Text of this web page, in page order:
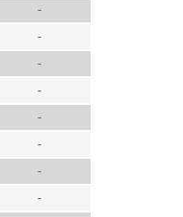
-
-
-
-
-
-
-
-